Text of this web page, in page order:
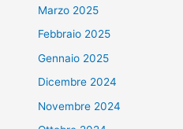
Marzo 2025
Febbraio 2025
Gennaio 2025
Dicembre 2024
Novembre 2024